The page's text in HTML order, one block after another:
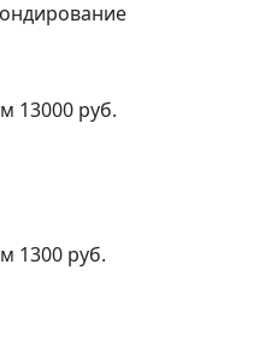
13000 руб.
1300 руб.